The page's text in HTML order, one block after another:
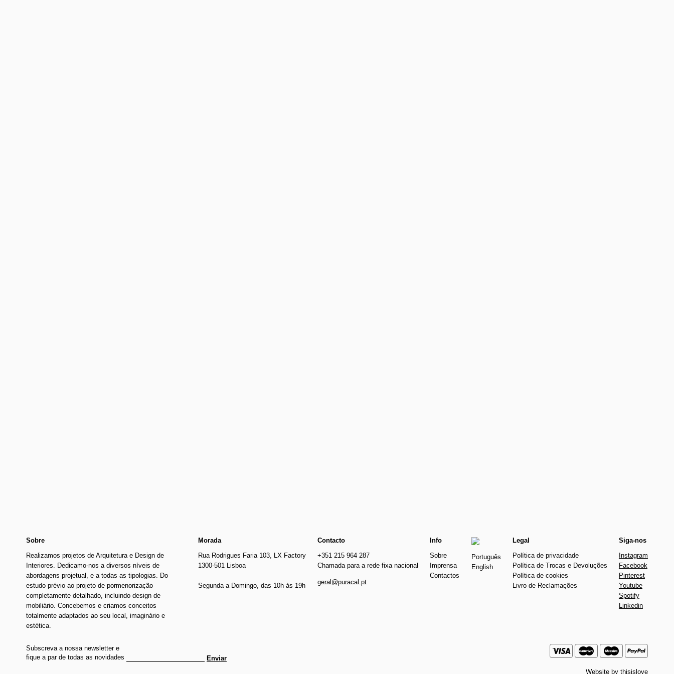
Sobre
Realizamos projetos de Arquitetura e Design de
Interiores. Dedicamo-nos a diversos níveis de
abordagens projetual, e a todas as tipologias. Do
estudo prévio ao projeto de pormenorização
completamente detalhado, incluindo design de
mobiliário. Concebemos e criamos conceitos
totalmente adaptados ao seu local, imaginário e
estética.
Morada
Rua Rodrigues Faria 103, LX Factory
1300-501 Lisboa
Segunda a Domingo, das 10h às 19h
Contacto
+351 215 964 287
Chamada para a rede fixa nacional
geral@puracal.pt
Info
Sobre
Imprensa
Contactos
Português
English
Legal
Política de privacidade
Política de Trocas e Devoluções
Política de cookies
Livro de Reclamações
Siga-nos
Instagram
Facebook
Pinterest
Youtube
Spotify
Linkedin
Subscreva a nossa newsletter e
fique a par de todas as novidades
Enviar
Website by thisislove